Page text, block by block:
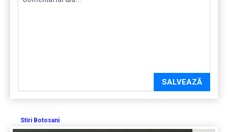
SALVEAZĂ
Stiri Botosani